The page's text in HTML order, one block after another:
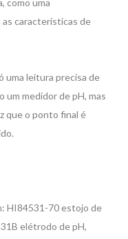
como uma
as características de
uma leitura precisa de
um medidor de pH, mas
que o ponto final é
HI84531-70 estojo de
elétrodo de pH,